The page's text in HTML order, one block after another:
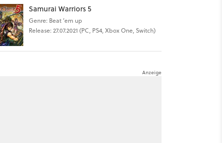
Samurai Warriors 5
Genre: Beat ’em up
Release: 27.07.2021 (PC, PS4, Xbox One, Switch)